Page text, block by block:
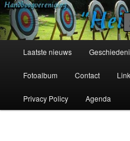
Spring
naar
de
primaire
Heibloem
Sinds 1954
Laatste nieuws
Fotoalbum Contact
Privacy Policy Agenda